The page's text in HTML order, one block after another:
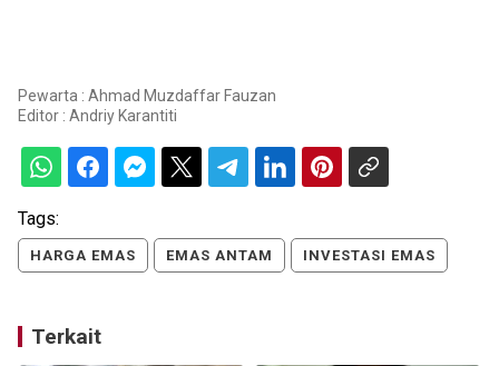
Pewarta : Ahmad Muzdaffar Fauzan
Editor : Andriy Karantiti
Tags:
HARGA EMAS EMAS ANTAM INVESTASI EMAS
Terkait